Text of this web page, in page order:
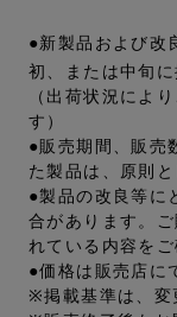
●新製品および改
初、または中旬に
（出荷状況によ
す）
●販売期間、販売
た製品は、原則
●製品の改良等に
合があります。
れている内容をご
●価格は販売店に
※掲載基準は、変